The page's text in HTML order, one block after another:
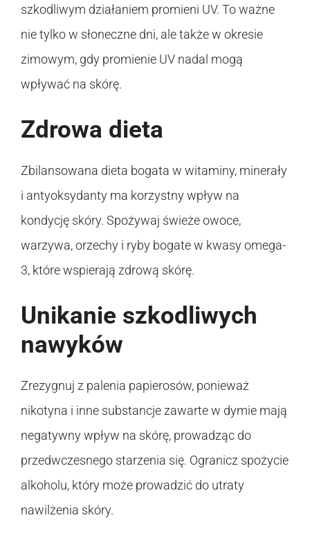
szkodliwym działaniem promieni UV. To ważne
nie tylko w słoneczne dni, ale także w okresie
zimowym, gdy promienie UV nadal mogą
wpływać na skórę.
Zdrowa dieta
Zbilansowana dieta bogata w witaminy, minerały
i antyoksydanty ma korzystny wpływ na
kondycję skóry. Spożywaj świeże owoce,
warzywa, orzechy i ryby bogate w kwasy omega-
3, które wspierają zdrową skórę.
Unikanie szkodliwych
nawyków
Zrezygnuj z palenia papierosów, ponieważ
nikotyna i inne substancje zawarte w dymie mają
negatywny wpływ na skórę, prowadząc do
przedwczesnego starzenia się. Ogranicz spożycie
alkoholu, który może prowadzić do utraty
nawilżenia skóry.